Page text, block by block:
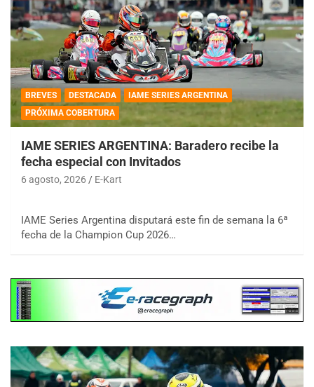
BREVES DESTACADA
IAME SERIES ARGENTINA
PRÓXIMA COBERTURA
IAME SERIES ARGENTINA: Baradero recibe la
fecha especial con Invitados
6 agosto, 2026 E-Kart
IAME Series Argentina disputará este fin de semana la 6ª
fecha de la Champion Cup 2026…